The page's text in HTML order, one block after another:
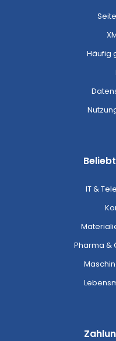
Häufig
IT &
Pharma &